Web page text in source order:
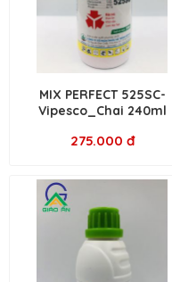
MIX PERFECT 525SC-
Vipesco_Chai 240ml
275.000 đ